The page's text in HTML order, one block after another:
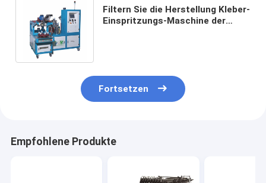
Filtern Sie die Herstellung Kleber-
Einspritzungs-Maschine der
Fortsetzen
Empfohlene Produkte